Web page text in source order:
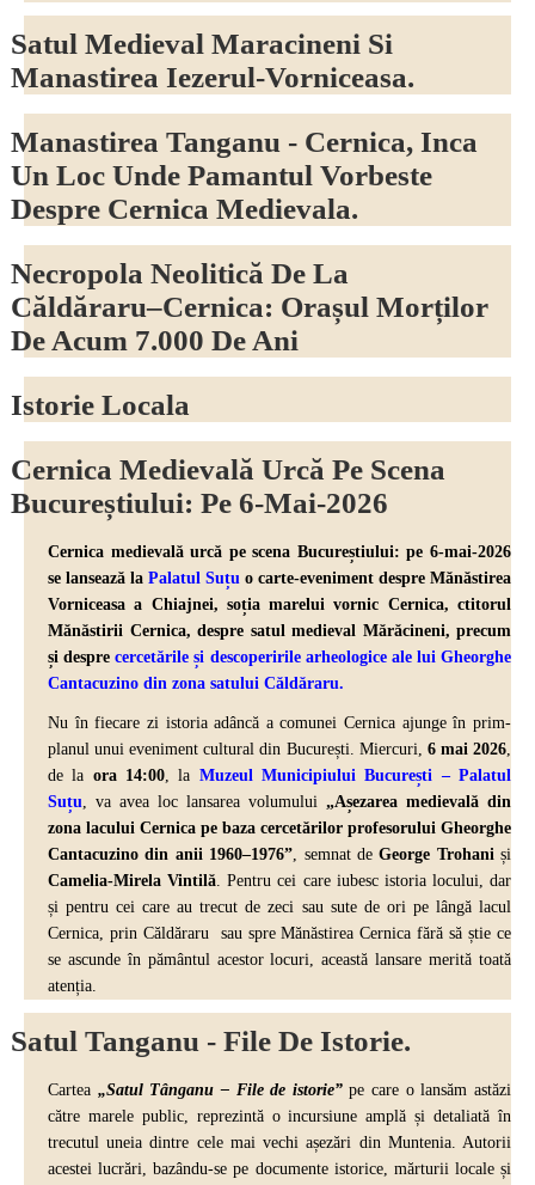
Satul Medieval Maracineni Si
Manastirea Iezerul-Vorniceasa.
Manastirea Tanganu - Cernica, Inca
Un Loc Unde Pamantul Vorbeste
Despre Cernica Medievala.
Necropola Neolitică De La
Căldăraru–Cernica: Orașul Morților
De Acum 7.000 De Ani
Istorie Locala
Cernica Medievală Urcă Pe Scena
Bucureștiului: Pe 6-Mai-2026
Cernica medievală urcă pe scena Bucureștiului: pe 6-mai-2026
se lansează la Palatul Suțu o carte-eveniment despre Mănăstirea
Vorniceasa a Chiajnei, soția marelui vornic Cernica, ctitorul
Mănăstirii Cernica, despre satul medieval Mărăcineni, precum
și desprecercetările și descoperirile arheologice ale lui Gheorghe
Cantacuzino din zona satului Căldăraru.
Nu în fiecare zi istoria adâncă a comunei Cernica ajunge în prim-
planul unui eveniment cultural din București. Miercuri, 6 mai 2026,
de la ora 14:00, la Muzeul Municipiului București – Palatul
Suțu, va avea loc lansarea volumului „Așezarea medievală din
zona lacului Cernica pe baza cercetărilor profesorului Gheorghe
Cantacuzino din anii 1960–1976”, semnat deGeorge Trohaniși
Camelia-Mirela Vintilă. Pentru cei care iubesc istoria locului, dar
și pentru cei care au trecut de zeci sau sute de ori pe lângă lacul
Cernica, prin Căldăraru sau spre Mănăstirea Cernica fără să știe ce
se ascunde în pământul acestor locuri, această lansare merită toată
atenția.
Satul Tanganu - File De Istorie.
Cartea „Satul Tânganu – File de istorie”pe care o lansăm astăzi
către marele public, reprezintă o incursiune amplă și detaliată în
trecutul uneia dintre cele mai vechi așezări din Muntenia. Autorii
acestei lucrări, bazându-se pe documente istorice, mărturii locale și